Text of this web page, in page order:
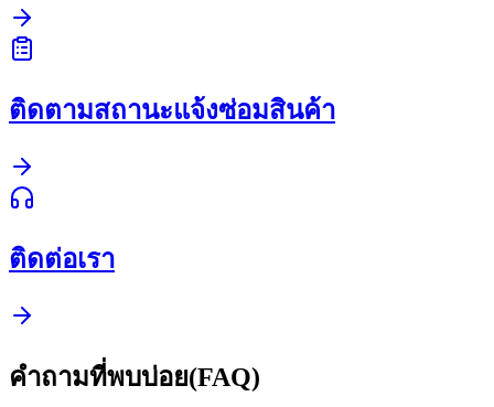
ติดตามสถานะแจ้งซ่อมสินค้า
ติดต่อเรา
คำถามที่พบบ่อย(FAQ)